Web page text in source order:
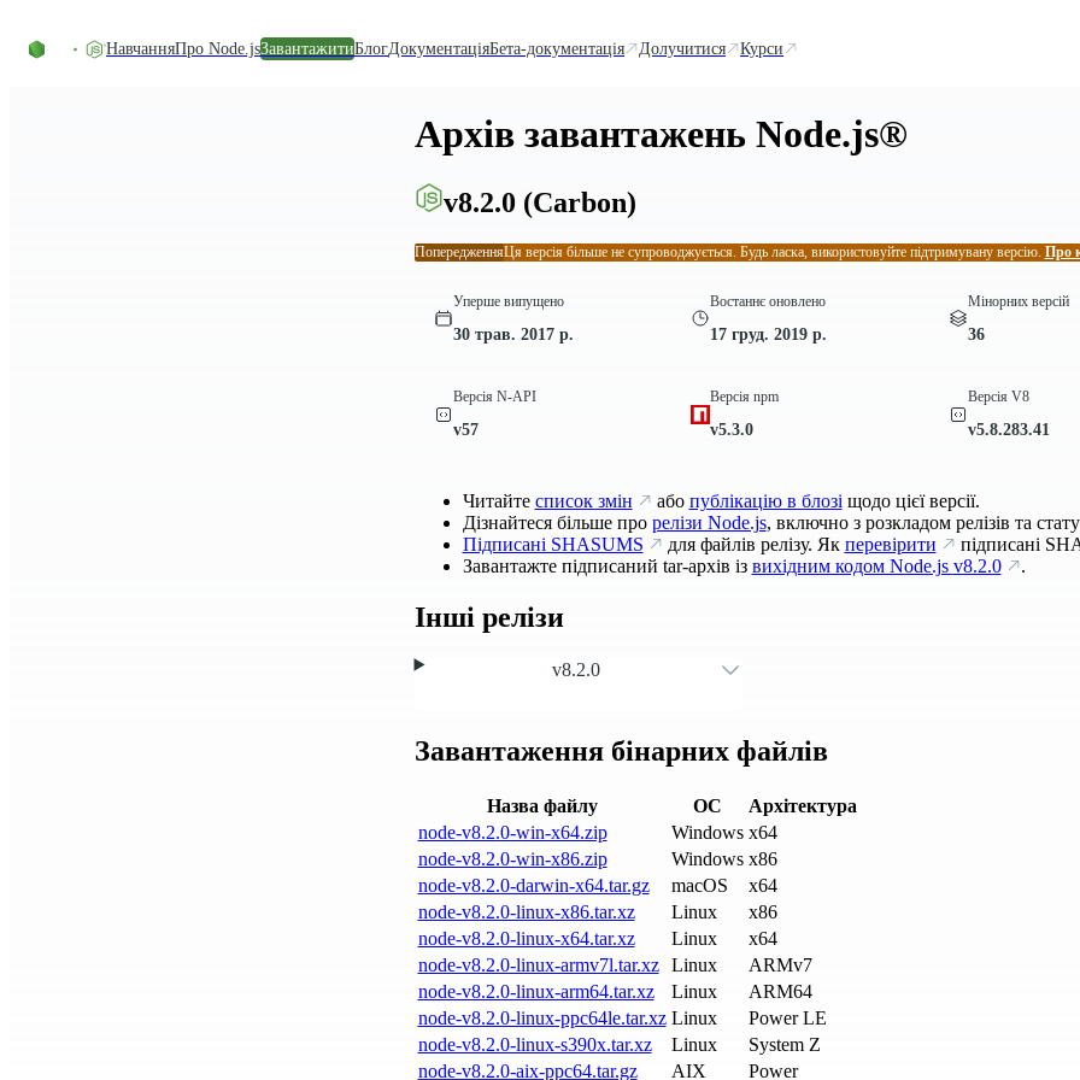
НавчанняПро Node.jsЗавантажитиБлогДокументаціяБета-документація Долучитися Курси
Архів завантажень Node.js®
v8.2.0 (Carbon)
ПопередженняЦя версія більше не супроводжується. Будь ласка, використовуйте підтримувану версію. Про
Уперше випущено
30 трав. 2017 р.
Востаннє оновлено
17 груд. 2019 р.
Мінорних версій
36
Версія N-API
v57
Версія npm
v5.3.0
Версія V8
v5.8.283.41
Читайте список змін або публікацію в блозі щодо цієї версії.
Дізнайтеся більше про релізи Node.js, включно з розкладом релізів та
Підписані SHASUMS
для файлів релізу. Як перевірити
підписані
Завантажте підписаний tar-архів із вихідним кодом Node.js v8.2.0 .
Інші релізи
v8.2.0
Завантаження бінарних файлів
Назва файлу ОС
Архітектура
node-v8.2.0-win-x64.zip
Windows x64
node-v8.2.0-win-x86.zip
Windows x86
node-v8.2.0-darwin-x64.tar.gz
macOS
x64
node-v8.2.0-linux-x86.tar.xz
Linux
x86
node-v8.2.0-linux-x64.tar.xz
Linux
x64
node-v8.2.0-linux-armv7l.tar.xz
Linux
ARMv7
node-v8.2.0-linux-arm64.tar.xz
Linux
ARM64
node-v8.2.0-linux-ppc64le.tar.xz Linux
Power LE
node-v8.2.0-linux-s390x.tar.xz
Linux
System Z
node-v8.2.0-aix-ppc64.tar.gz
AIX Power